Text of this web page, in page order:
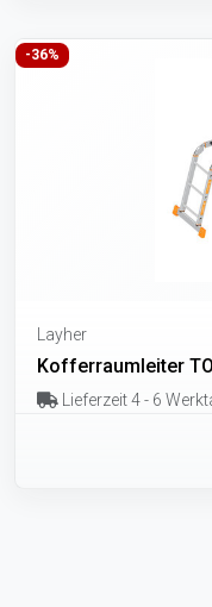
-36%
Layher
Kofferraumleiter
Lieferzeit 4 - 6